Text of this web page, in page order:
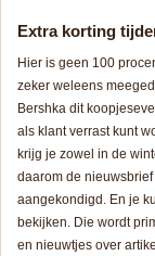
Extra korting
Hier is geen 100
zeker weleens
Bershka dit
als klant verrast kunt
krijg je zowel in de
daarom de
aangekondigd. En je
bekijken. Die wordt
en nieuwtjes over